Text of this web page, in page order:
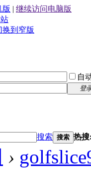
版 | 继续访问电脑版
换到窄版
自
登
搜索 搜索 热搜:
›